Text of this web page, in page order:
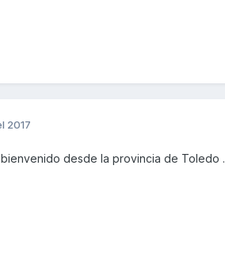
2017
desde la provincia de Toledo .